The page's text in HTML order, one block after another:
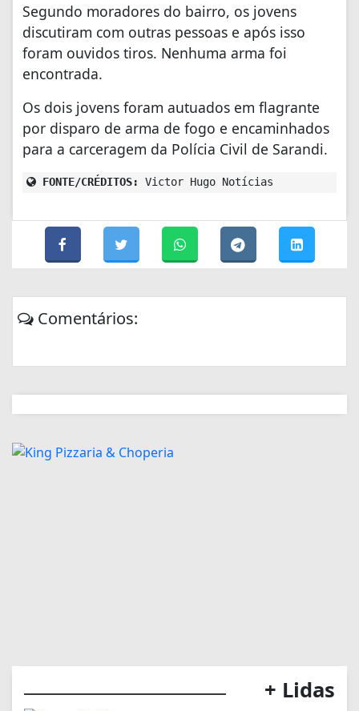
Segundo moradores do bairro, os jovens
discutiram com outras pessoas e após isso
foram ouvidos tiros. Nenhuma arma foi
encontrada.
Os dois jovens foram autuados em flagrante
por disparo de arma de fogo e encaminhados
para a carceragem da Polícia Civil de Sarandi.
FONTE/CRÉDITOS: Victor Hugo Notícias
Comentários:
+ Lidas